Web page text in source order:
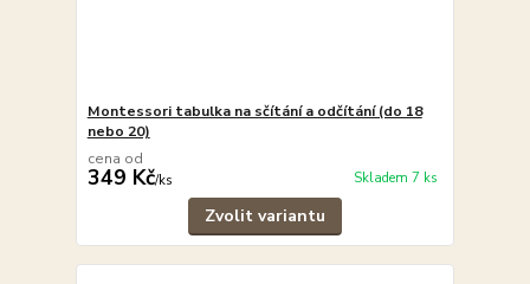
Montessori tabulka na sčítání a odčítání (do 18
nebo 20)
cena od
349 Kč/ks Skladem 7 ks
Zvolit variantu